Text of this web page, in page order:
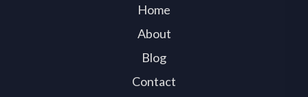
Home
About
Blog
Contact